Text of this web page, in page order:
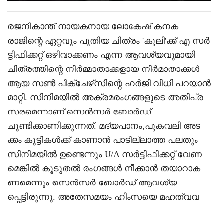
രജനികാന്ത് നായകനായ ലോകേഷ് കനക
രാജിന്റെ ഏറ്റവും പുതിയ ചിത്രം 'കൂലി'ക്ക് എ സർ
ട്ടിഫിക്കറ്റ് ഒഴിവാക്കണം എന്ന ആവശ്യവുമായി
ചിത്രത്തിന്റെ നിർമ്മാതാക്കളായ നിർമാതാക്കൾ
ആയ സൺ പിക്‌ചേഴ്‌സിന്റെ ഹർജി വിധി പറയാൻ
മാറ്റി. സിനിമയിൽ അക്രമരംഗങ്ങളുടെ അതിപ്ര
സരമെന്നാണ് സെൻസർ ബോർഡ്
ചൂണ്ടിക്കാണിക്കുന്നത്. മദ്യപാനം,പുകവലി അട
ക്കം കുട്ടികൾക്ക് കാണാൻ പാടില്ലാത്ത പലതും
സിനിമയിൽ ഉണ്ടെന്നും U/A സർട്ടിഫിക്കറ്റ് വേണ
മെങ്കിൽ കൂടുതൽ രംഗങ്ങൾ നീക്കാൻ തയാറാക
ണമെന്നും സെൻസർ ബോർഡ് ആവശ്യ
പ്പെട്ടിരുന്നു. അതേസമയം ഹിംസയെ മഹത്വവ